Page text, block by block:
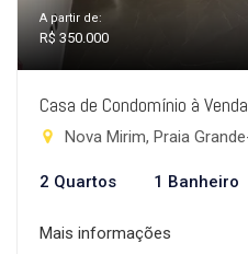
A partir de:
R$ 350.000
Casa de Condomínio à
Nova Mirim, Praia
2 Quartos 1 Banheiro
Mais informações